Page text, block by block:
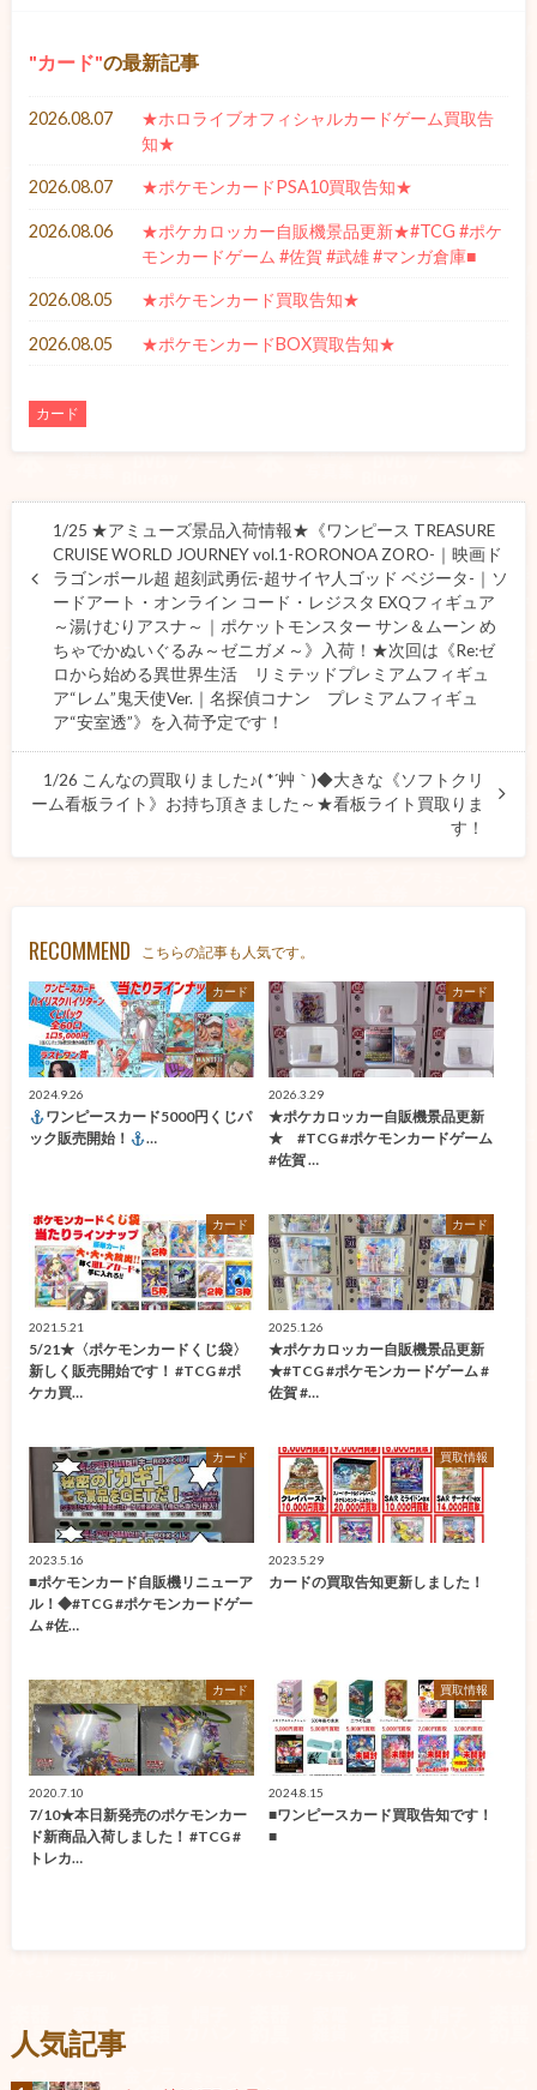
カード の最新記事
2026.08.07
★ホロライブオフィシャルカードゲーム買取告
知★
2026.08.07 ★ポケモンカードPSA10買取告知★
2026.08.06
★ポケカロッカー自販機景品更新★#TCG #ポケ
モンカードゲーム #佐賀 #武雄 #マンガ倉庫■
2026.08.05 ★ポケモンカード買取告知★
2026.08.05 ★ポケモンカードBOX買取告知★
カード
1/25 ★アミューズ景品入荷情報★《ワンピース TREASURE
CRUISE WORLD JOURNEY vol.1-RORONOA ZORO-｜映画ド
ラゴンボール超 超刻武勇伝-超サイヤ人ゴッド ベジータ-｜ソ
ードアート・オンライン コード・レジスタ EXQフィギュア
～湯けむりアスナ～｜ポケットモンスター サン＆ムーン め
ちゃでかぬいぐるみ～ゼニガメ～》入荷！★次回は《Re:ゼ
ロから始める異世界生活 リミテッドプレミアムフィギュ
ア“レム”鬼天使Ver.｜名探偵コナン プレミアムフィギュ
ア“安室透”》を入荷予定です！
1/26 こんなの買取りました♪( *´艸｀)◆大きな《ソフトクリ
ーム看板ライト》お持ち頂きました～★看板ライト買取りま
す！
RECOMMEND こちらの記事も人気です。
カード
2024.9.26
ワンピースカード5000円くじパ
ック販売開始！
…
カード
2026.3.29
★ポケカロッカー自販機景品更新
★ #TCG #ポケモンカードゲーム
#佐賀 …
カード
2021.5.21
5/21★〈ポケモンカードくじ袋〉
新しく販売開始です！ #TCG #ポ
ケカ買…
カード
2025.1.26
★ポケカロッカー自販機景品更新
★#TCG #ポケモンカードゲーム #
佐賀 #…
カード
2023.5.16
■ポケモンカード自販機リニューア
ル！◆#TCG #ポケモンカードゲー
ム #佐…
買取情報
2023.5.29
カードの買取告知更新しました！
カード
2020.7.10
7/10★本日新発売のポケモンカー
ド新商品入荷しました！ #TCG #
トレカ…
買取情報
2024.8.15
■ワンピースカード買取告知です！
■
人気記事